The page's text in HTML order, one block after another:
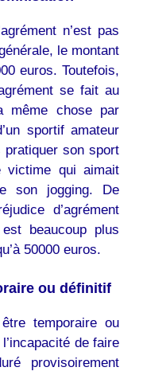
n’est pas
le montant
euros. Toutefois,
se fait au
même chose par
sportif amateur
son sport
victime qui aimait
son jogging. De
d’agrément
beaucoup plus
50000 euros.
ou définitif
temporaire ou
de faire
provisoirement